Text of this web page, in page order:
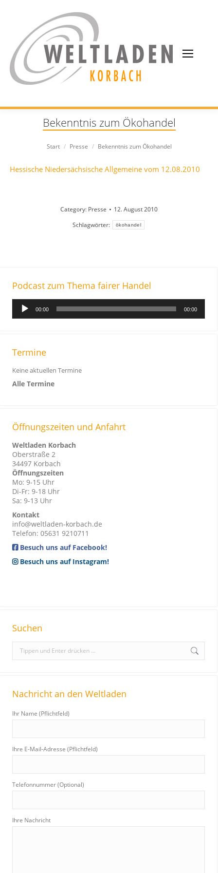
Bekenntnis zum Ökohandel
Sie befinden sich hier:
Start Presse Bekenntnis zum Ökohandel
Hessische Niedersächsische Allgemeine vom 12.08.2010
Category: Presse
12. August 2010
Schlagwörter:
ökohandel
Podcast zum Thema fairer Handel
o
P
l
e
r
00:00 00:00
Termine
Keine aktuellen Termine
Alle Termine
Öffnungszeiten und Anfahrt
Weltladen Korbach
Oberstraße 2
34497 Korbach
Öffnungszeiten
Mo: 9-15 Uhr
Di-Fr: 9-18 Uhr
Sa: 9-13 Uhr
Kontakt
info@weltladen-korbach.de
Telefon: 05631 9210711
Besuch uns auf Facebook!
Besuch uns auf Instagram!
Suchen
e
c
:
Nachricht an den Weltladen
Ihr Name (Pflichtfeld)
Ihre E-Mail-Adresse (Pflichtfeld)
Telefonnummer (Optional)
Ihre Nachricht